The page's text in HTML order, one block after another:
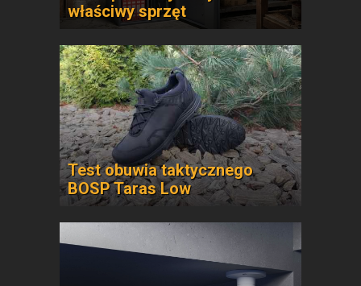
właściwy sprzęt
Test obuwia taktycznego
BOSP Taras Low